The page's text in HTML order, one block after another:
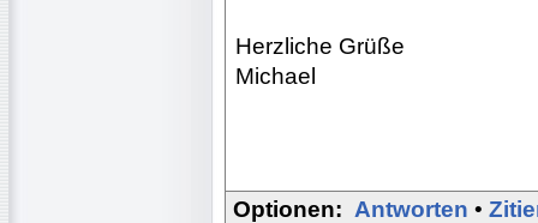
Herzliche Grüße
Michael
Optionen: Antworten •